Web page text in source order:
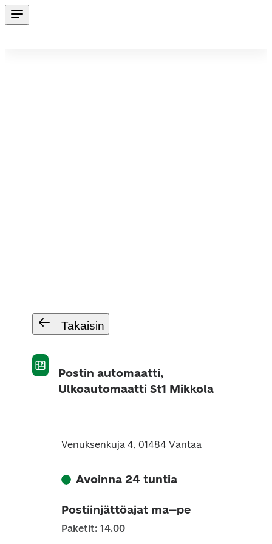
Takaisin
Postin automaatti,
Ulkoautomaatti St1 Mikkola
Venuksenkuja 4, 01484 Vantaa
Avoinna 24 tuntia
Postiinjättöajat ma–pe
Paketit: 14.00